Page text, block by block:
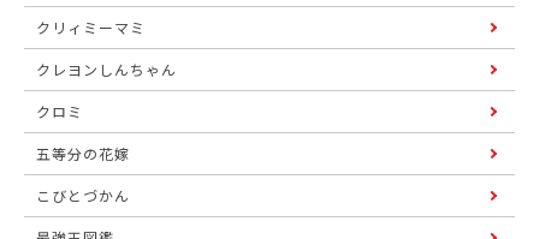
クリィミーマミ
クレヨンしんちゃん
クロミ
五等分の花嫁
こびとづかん